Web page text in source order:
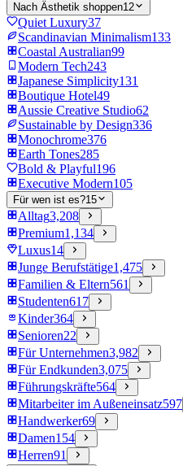
Nach Ästhetik shoppen12
Quiet Luxury37
Scandinavian Minimalism133
Coastal Australian99
Modern Tech243
Japanese Simplicity131
Boutique Hotel49
Aussie Creative Studio62
Sustainable by Design336
Monochrome376
Earth Tones285
Bold & Playful196
Executive Modern105
Für wen ist es?15
Alltag3,208
Premium1,134
Luxus14
Junge Berufstätige1,475
Familien & Eltern561
Studenten617
Kinder364
Senioren22
Für Unternehmen3,982
Für Endkunden3,075
Führungskräfte564
Mitarbeiter im Außeneinsatz597
Handwerker69
Damen154
Herren91